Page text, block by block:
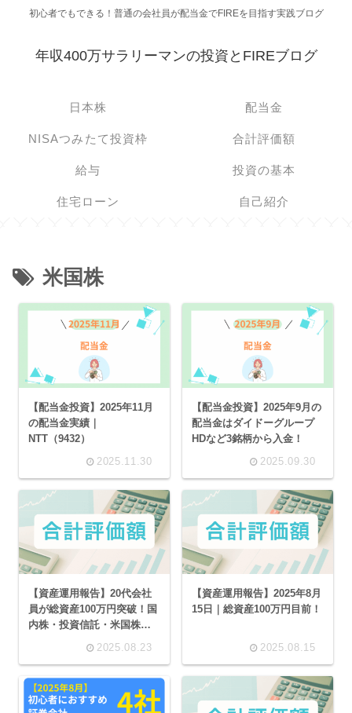
初心者でもできる！普通の会社員が配当金でFIREを目指す実践ブログ
年収400万サラリーマンの投資とFIREブログ
日本株 配当金
NISAつみたて投資枠 合計評価額
給与 投資の基本
住宅ローン 自己紹介
米国株
【配当金投資】2025年11月
の配当金実績｜
NTT（9432）
2025.11.30
【配当金投資】2025年9月の
配当金はダイドーグループ
HDなど3銘柄から入金！
2025.09.30
【資産運用報告】20代会社
員が総資産100万円突破！国
内株・投資信託・米国株の
2025.08.23
【資産運用報告】2025年8月
15日｜総資産100万円目前！
2025.08.15